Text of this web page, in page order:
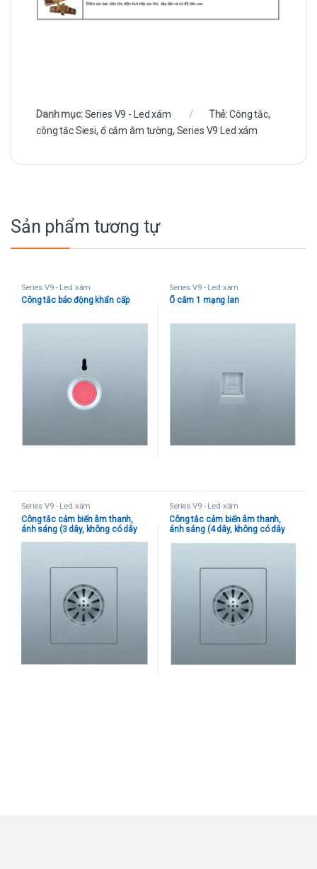
Danh mục:Series V9 - Led xám Thẻ:Công tắc,
công tắc Siesi,ổ cắm âm tường,Series V9 Led xám
Sản phẩm tương tự
Series V9 - Led xám
Công tắc báo động khẩn cấp
Series V9 - Led xám
Ổ cắm 1 mạng lan
Series V9 - Led xám
Công tắc cảm biến âm thanh,
ánh sáng (3 dây, không có dây
Series V9 - Led xám
Công tắc cảm biến âm thanh,
ánh sáng (4 dây, không có dây